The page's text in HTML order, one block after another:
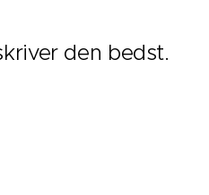
den bedst.